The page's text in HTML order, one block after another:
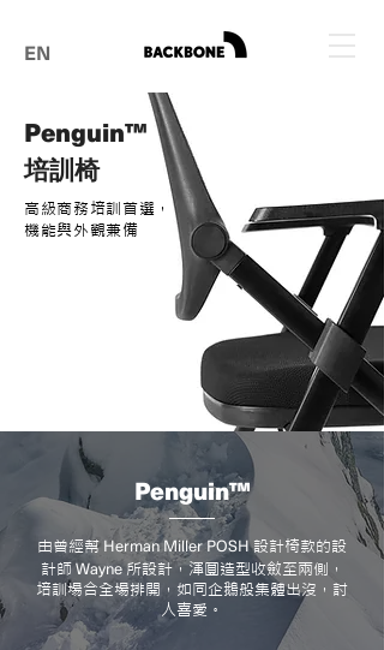
EN
Penguin™
培訓椅
高級商務培訓首選​​，
機能與外觀兼備
Penguin™
由曾經幫Herman Miller POSH設計椅款的設
計師Wayne 所設計，渾圓造型收斂至兩側，
培訓場合全場排開，如同企鵝般集體出沒，討
人喜愛。